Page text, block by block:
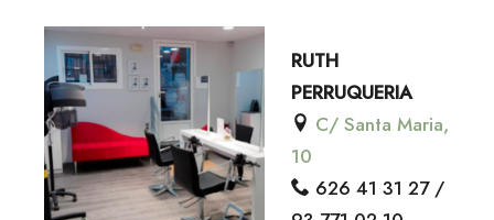
RUTH
PERRUQUERIA
C/ Santa Maria,
10
626 41 31 27 /